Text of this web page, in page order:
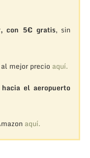
con 5€ gratis, sin
mejor precio aquí.
el aeropuerto
aquí.